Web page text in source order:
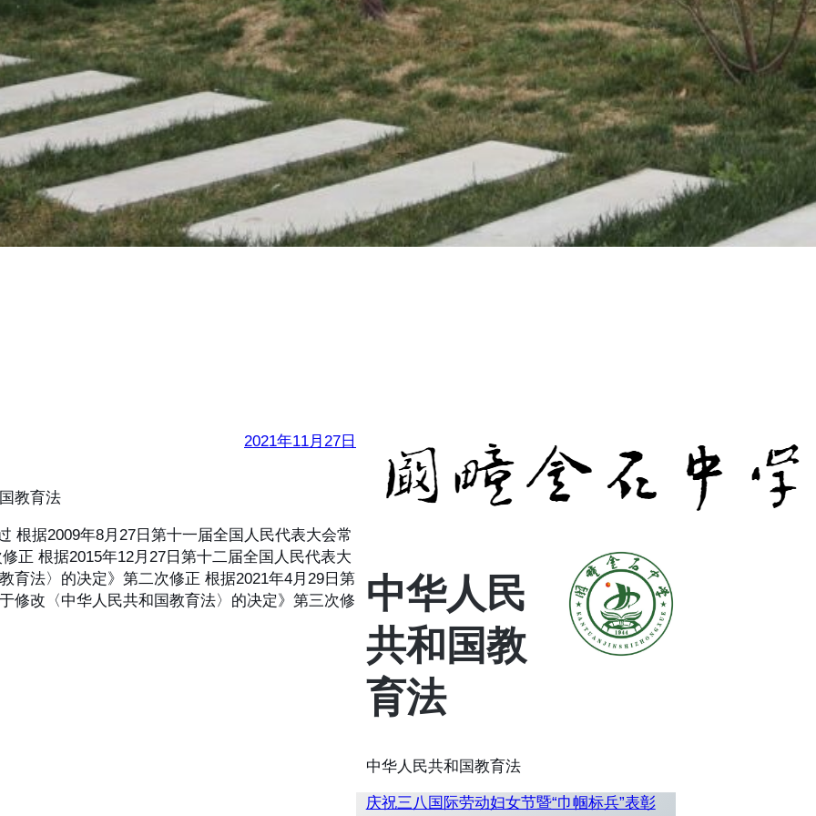
2021年11月27日
教育法
根据2009年8月27日第十一届全国人民代表大会常
正 根据2015年12月27日第十二届全国人民代表大
育法〉的决定》第二次修正 根据2021年4月29日第
修改〈中华人民共和国教育法〉的决定》第三次修
中华人民
共和国教
育法
中华人民共和国教育法
庆祝三八国际劳动妇女节暨“巾帼标兵”表彰